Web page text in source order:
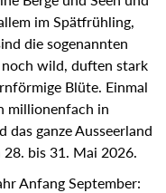
im Spätfrühling,
die sogenannten
wild, duften stark
Blüte. Einmal
millionenfach in
ganze Ausseerland
bis 31. Mai 2026.
Anfang September: